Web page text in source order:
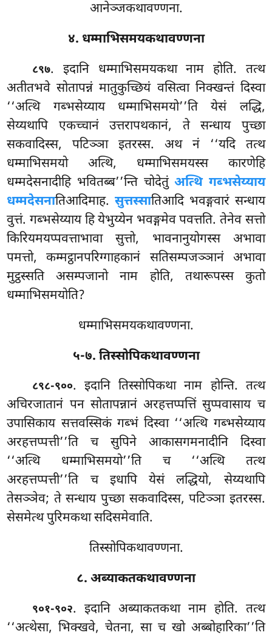
आनेञ्जकथावण्णना.
४. धम्माभिसमयकथावण्णना
८९७. इदानि धम्माभिसमयकथा नाम होति. तत्थ
अतीतभवे सोतापन्नं मातुकुच्छियं वसित्वा निक्खन्तं दिस्वा
‘‘अत्थि गब्भसेय्याय धम्माभिसमयो’’तियेसं लद्धि,
सेय्यथापि एकच्चानं उत्तरापथकानं, ते सन्धाय पुच्छा
सकवादिस्स, पटिञ्ञा इतरस्स. अथ नं ‘‘यदि तत्थ
धम्माभिसमयो अत्थि, धम्माभिसमयस्स कारणेहि
धम्मदेसनादीहि भवितब्ब’’न्ति चोदेतुंअत्थि गब्भसेय्याय
धम्मदेसनातिआदिमाह.सुत्तस्सातिआदि भवङ्गवारं सन्धाय
वुत्तं. गब्भसेय्याय हि येभुय्येन भवङ्गमेव पवत्तति. तेनेव सत्तो
किरियमयप्पवत्ताभावा सुत्तो, भावनानुयोगस्स अभावा
पमत्तो, कम्मट्ठानपरिग्गाहकानं सतिसम्पजञ्ञानं अभावा
मुट्ठस्सति असम्पजानो नाम होति, तथारूपस्स कुतो
धम्माभिसमयोति?
धम्माभिसमयकथावण्णना.
५-७. तिस्सोपिकथावण्णना
८९८-९००. इदानितिस्सोपिकथा नाम होन्ति. तत्थ
अचिरजातानं पन सोतापन्नानं अरहत्तप्पत्तिं सुप्पवासाय च
उपासिकाय सत्तवस्सिकं गब्भं दिस्वा ‘‘अत्थि गब्भसेय्याय
अरहत्तप्पत्ती’’ति च सुपिने आकासगमनादीनि दिस्वा
‘‘अत्थि धम्माभिसमयो’’ति च ‘‘अत्थि तत्थ
अरहत्तप्पत्ती’’ति च इधापि येसं लद्धियो, सेय्यथापि
तेसञ्ञेव; ते सन्धाय पुच्छा सकवादिस्स, पटिञ्ञा इतरस्स.
सेसमेत्थ पुरिमकथा सदिसमेवाति.
तिस्सोपिकथावण्णना.
८. अब्याकतकथावण्णना
९०१-९०२. इदानि अब्याकतकथा नाम होति. तत्थ
‘‘अत्थेसा, भिक्खवे, चेतना, सा च खो अब्बोहारिका’’ति